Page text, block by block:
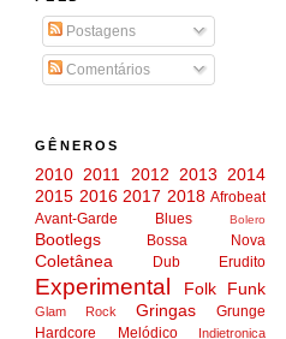
Postagens
Comentários
GÊNEROS
2010 2011 2012 2013 2014
2015 2016 2017 2018 Afrobeat
Avant-Garde
Blues Bolero
Bootlegs Bossa Nova
Coletânea Dub Erudito
Experimental Folk Funk
Glam Rock Gringas
Grunge
Hardcore Melódico
Indietronica